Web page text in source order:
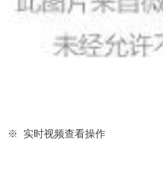
※ 实时视频查看操作